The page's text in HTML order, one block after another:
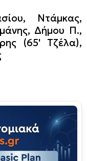
Ντάμκας,
Δήμου Π.,
(65' Τζέλα),